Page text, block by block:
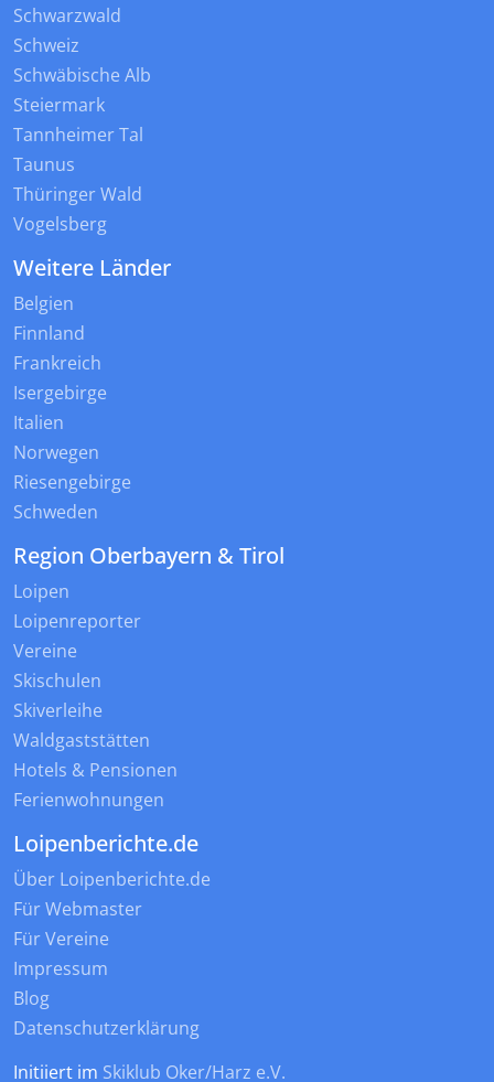
Schwarzwald
Schweiz
Schwäbische Alb
Steiermark
Tannheimer Tal
Taunus
Thüringer Wald
Vogelsberg
Weitere Länder
Belgien
Finnland
Frankreich
Isergebirge
Italien
Norwegen
Riesengebirge
Schweden
Region Oberbayern & Tirol
Loipen
Loipenreporter
Vereine
Skischulen
Skiverleihe
Waldgaststätten
Hotels & Pensionen
Ferienwohnungen
Loipenberichte.de
Über Loipenberichte.de
Für Webmaster
Für Vereine
Impressum
Blog
Datenschutzerklärung
Initiiert im Skiklub Oker/Harz e.V.